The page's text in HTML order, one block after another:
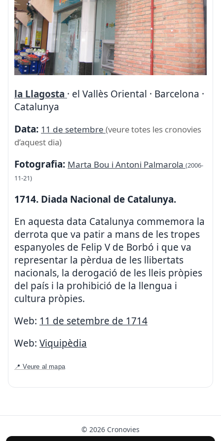
la Llagosta · el Vallès Oriental · Barcelona ·
Catalunya
Data: 11 de setembre (veure totes les cronovies
d’aquest dia)
Fotografia: Marta Bou i Antoni Palmarola (2006-
11-21)
1714. Diada Nacional de Catalunya.
En aquesta data Catalunya commemora la
derrota que va patir a mans de les tropes
espanyoles de Felip V de Borbó i que va
representar la pèrdua de les llibertats
nacionals, la derogació de les lleis pròpies
del país i la prohibició de la llengua i
cultura pròpies.
Web: 11 de setembre de 1714
Web: Viquipèdia
📍 Veure al mapa
© 2026 Cronovies